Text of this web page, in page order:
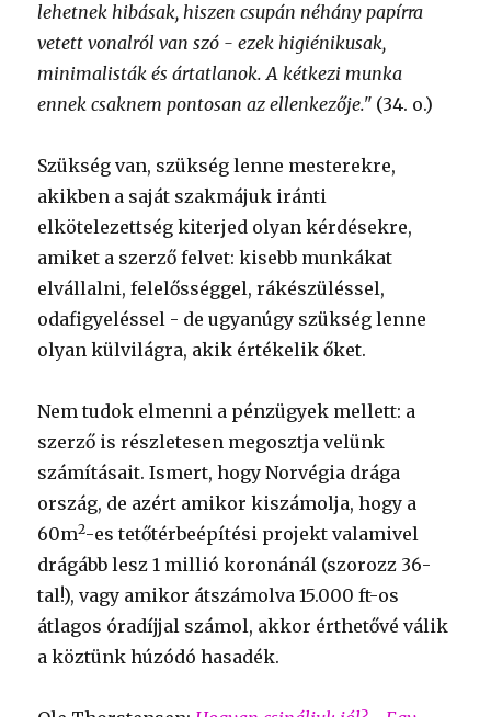
lehetnek hibásak, hiszen csupán néhány papírra
vetett vonalról van szó - ezek higiénikusak,
minimalisták és ártatlanok. A kétkezi munka
ennek csaknem pontosan az ellenkezője." (34. o.)
Szükség van, szükség lenne mesterekre,
akikben a saját szakmájuk iránti
elkötelezettség kiterjed olyan kérdésekre,
amiket a szerző felvet: kisebb munkákat
elvállalni, felelősséggel, rákészüléssel,
odafigyeléssel - de ugyanúgy szükség lenne
olyan külvilágra, akik értékelik őket.
Nem tudok elmenni a pénzügyek mellett: a
szerző is részletesen megosztja velünk
számításait. Ismert, hogy Norvégia drága
ország, de azért amikor kiszámolja, hogy a
60m2-es tetőtérbeépítési projekt valamivel
drágább lesz 1 millió koronánál (szorozz 36-
tal!), vagy amikor átszámolva 15.000 ft-os
átlagos óradíjjal számol, akkor érthetővé válik
a köztünk húzódó hasadék.